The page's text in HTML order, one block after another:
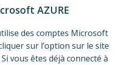
AZURE
des comptes Microsoft
sur l’option sur le site
Si vous êtes déjà connecté à